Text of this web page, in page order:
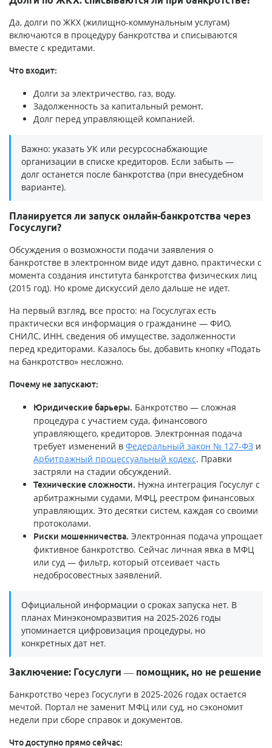
Да, долги по ЖКХ (жилищно-коммунальным услугам)
включаются в процедуру банкротства и списываются
вместе с кредитами.
Что входит:
Долги за электричество, газ, воду.
Задолженность за капитальный ремонт.
Долг перед управляющей компанией.
Важно: указать УК или ресурсоснабжающие
организации в списке кредиторов. Если забыть —
долг останется после банкротства (при внесудебном
варианте).
Планируется ли запуск онлайн-банкротства через
Госуслуги?
Обсуждения о возможности подачи заявления о
банкротстве в электронном виде идут давно, практически с
момента создания института банкротства физических лиц
(2015 год). Но кроме дискуссий дело дальше не идет.
На первый взгляд, все просто: на Госуслугах есть
практически вся информация о гражданине — ФИО,
СНИЛС, ИНН, сведения об имуществе, задолженности
перед кредиторами. Казалось бы, добавить кнопку «Подать
на банкротство» несложно.
Почему не запускают:
Юридические барьеры. Банкротство — сложная
процедура с участием суда, финансового
управляющего, кредиторов. Электронная подача
требует изменений в Федеральный закон № 127-ФЗ и
Арбитражный процессуальный кодекс. Правки
застряли на стадии обсуждений.
Технические сложности. Нужна интеграция Госуслуг с
арбитражными судами, МФЦ, реестром финансовых
управляющих. Это десятки систем, каждая со своими
протоколами.
Риски мошенничества. Электронная подача упрощает
фиктивное банкротство. Сейчас личная явка в МФЦ
или суд — фильтр, который отсеивает часть
недобросовестных заявлений.
Официальной информации о сроках запуска нет. В
планах Минэкономразвития на 2025-2026 годы
упоминается цифровизация процедуры, но
конкретных дат нет.
Заключение: Госуслуги — помощник, но не решение
Банкротство через Госуслуги в 2025-2026 годах остается
мечтой. Портал не заменит МФЦ или суд, но сэкономит
недели при сборе справок и документов.
Что доступно прямо сейчас: